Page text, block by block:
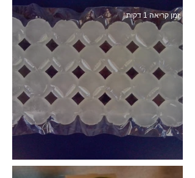
איך ג'ל האלוורה עזר לי
להחלים מקרוהן קוליטיס
זמן קריאה 1 דקות